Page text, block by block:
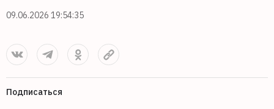
09.06.2026 19:54:35
Подписаться